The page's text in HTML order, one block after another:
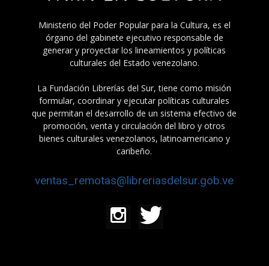
Ministerio del Poder Popular para la Cultura, es el
órgano del gabinete ejecutivo responsable de
generar y proyectar los lineamientos y políticas
culturales del Estado venezolano.
La Fundación Librerías del Sur, tiene como misión
formular, coordinar y ejecutar políticas culturales
que permitan el desarrollo de un sistema efectivo de
promoción, venta y circulación del libro y otros
bienes culturales venezolanos, latinoamericano y
caribeño.
ventas_remotas@libreriasdelsur.gob.ve